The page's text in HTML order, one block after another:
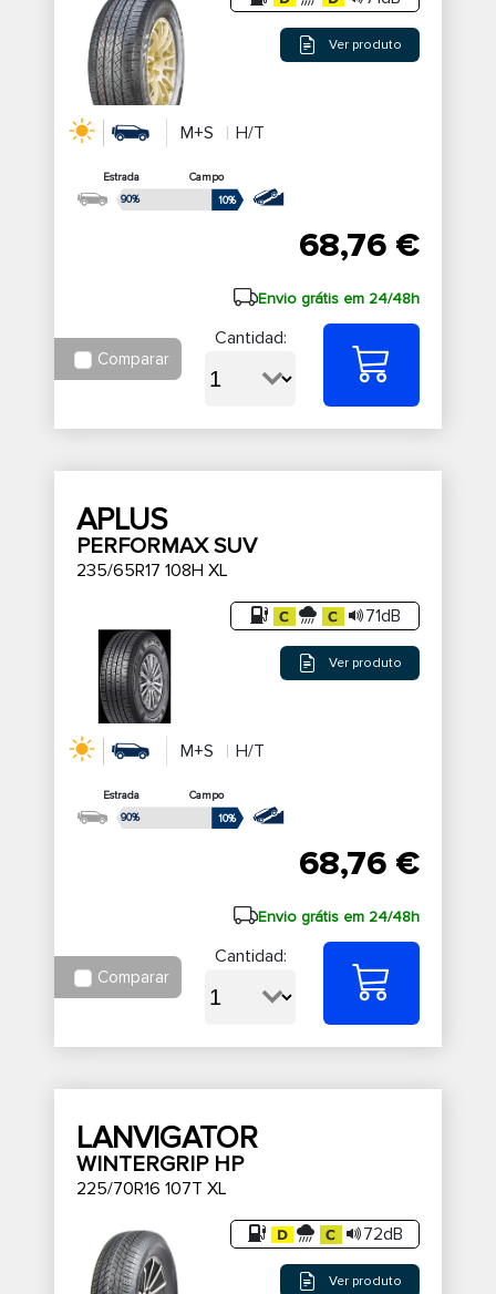
Ver produto
M+S H/T
Estrada
Campo
90%
10%
68,76 €
Envio grátis em 24/48h
Comparar
Cantidad:
APLUS
PERFORMAX SUV
235/65R17 108H XL
71dB
Ver produto
M+S H/T
Estrada
Campo
90%
10%
68,76 €
Envio grátis em 24/48h
Comparar
Cantidad:
LANVIGATOR
WINTERGRIP HP
225/70R16 107T XL
72dB
Ver produto